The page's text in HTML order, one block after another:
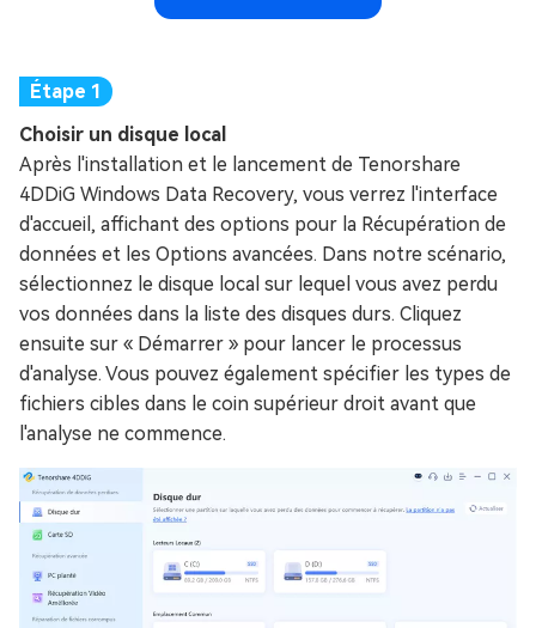
Choisir un disque local
Après l'installation et le lancement de Tenorshare
4DDiG Windows Data Recovery, vous verrez l'interface
d'accueil, affichant des options pour la Récupération de
données et les Options avancées. Dans notre scénario,
sélectionnez le disque local sur lequel vous avez perdu
vos données dans la liste des disques durs. Cliquez
ensuite sur « Démarrer » pour lancer le processus
d'analyse. Vous pouvez également spécifier les types de
fichiers cibles dans le coin supérieur droit avant que
l'analyse ne commence.